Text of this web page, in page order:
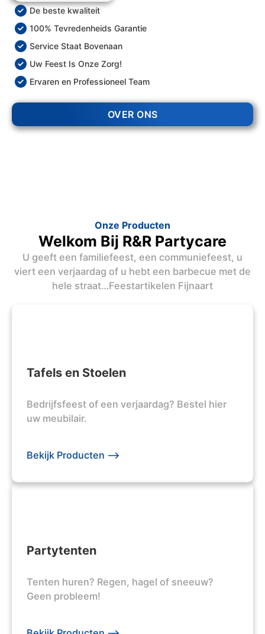
De beste kwaliteit
100% Tevredenheids Garantie
Service Staat Bovenaan
Uw Feest Is Onze Zorg!
Ervaren en Professioneel Team
OVER ONS
Onze Producten
Welkom Bij R&R Partycare
U geeft een familiefeest, een communiefeest, u
viert een verjaardag of u hebt een barbecue met de
hele straat…Feestartikelen Fijnaart
Tafels en Stoelen
Bedrijfsfeest of een verjaardag? Bestel hier
uw meubilair.
Bekijk Producten -->
Partytenten
Tenten huren? Regen, hagel of sneeuw?
Geen probleem!